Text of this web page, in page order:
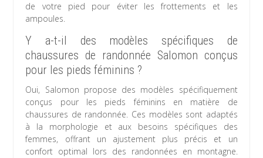
de votre pied pour éviter les frottements et les
ampoules.
Y a-t-il des modèles spécifiques de
chaussures de randonnée Salomon conçus
pour les pieds féminins ?
Oui, Salomon propose des modèles spécifiquement
conçus pour les pieds féminins en matière de
chaussures de randonnée. Ces modèles sont adaptés
à la morphologie et aux besoins spécifiques des
femmes, offrant un ajustement plus précis et un
confort optimal lors des randonnées en montagne.